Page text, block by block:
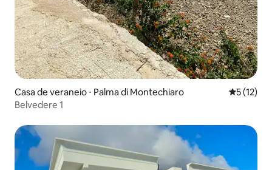
Casa de veraneio ⋅ Palma di Montechiaro 5 de uma
5 (12)
Belvedere 1